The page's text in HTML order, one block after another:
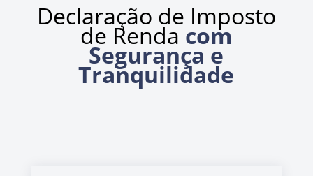
Declaração de Imposto
de Renda com
Segurança e
Tranquilidade